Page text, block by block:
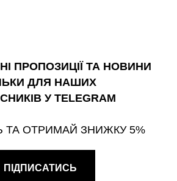
ПРОПОЗИЦІЇ ТА НОВИНИ
ДЛЯ НАШИХ
У TELEGRAM
ТА ОТРИМАЙ ЗНИЖКУ 5%
ПІДПИСАТИСЬ